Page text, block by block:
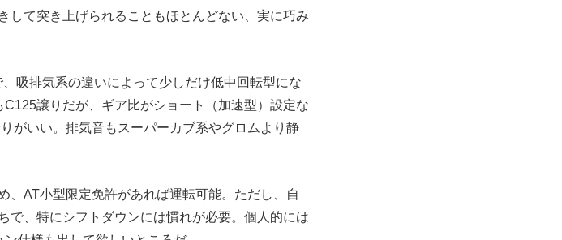
して突き上げられることもほとんどない、実に巧み
吸排気系の違いによって少しだけ低中回転型にな
譲りだが、ギア比がショート（加速型）設定な
がいい。排気音もスーパーカブ系やグロムより静
、AT小型限定免許があれば運転可能。ただし、自
で、特にシフトダウンには慣れが必要。個人的には